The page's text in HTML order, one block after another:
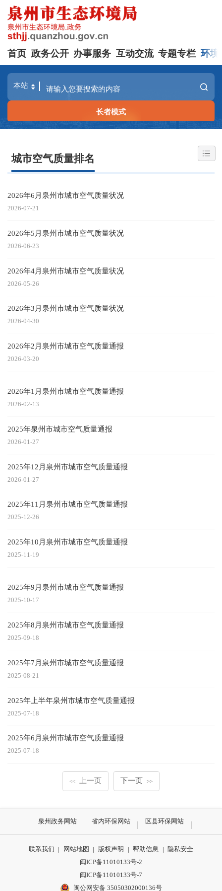
首页 政务公开 办事服务 互动交流 专题专栏 环境
长者模式
城市空气质量排名
2026年6月泉州市城市空气质量状况
2026-07-21
2026年5月泉州市城市空气质量状况
2026-06-23
2026年4月泉州市城市空气质量状况
2026-05-26
2026年3月泉州市城市空气质量状况
2026-04-30
2026年2月泉州市城市空气质量通报
2026-03-20
2026年1月泉州市城市空气质量通报
2026-02-13
2025年泉州市城市空气质量通报
2026-01-27
2025年12月泉州市城市空气质量通报
2026-01-27
2025年11月泉州市城市空气质量通报
2025-12-26
2025年10月泉州市城市空气质量通报
2025-11-19
2025年9月泉州市城市空气质量通报
2025-10-17
2025年8月泉州市城市空气质量通报
2025-09-18
2025年7月泉州市城市空气质量通报
2025-08-21
2025年上半年泉州市城市空气质量通报
2025-07-18
2025年6月泉州市城市空气质量通报
2025-07-18
<< 上一页 下一页 >>
泉州政务网站 省内环保网站 区县环保网站
联系我们 | 网站地图 | 版权声明 | 帮助信息 | 隐私安全
闽ICP备11010133号-2
闽ICP备11010133号-7
闽公网安备 35050302000136号